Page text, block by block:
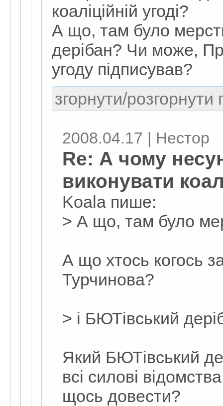
коаліційній угоді?
А що, там було
дерібан? Чи може,
угоду підписував?
згорнути/розгорнути
2008.04.17 | Нестор
Re: А чому
виконувати
Koala пише:
> А що, там було
А що хтось когось
Турчинова?
> і БЮТівський
Який БЮТівський
всі силові
щось довести?